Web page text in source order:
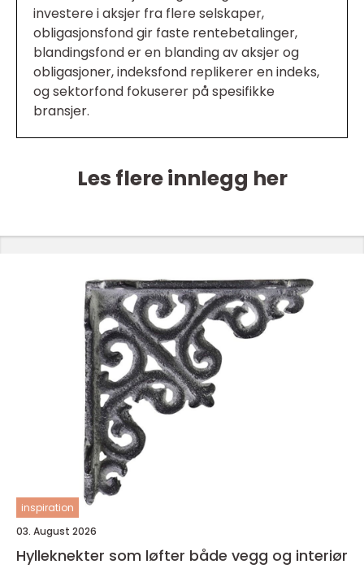
investere i aksjer fra flere selskaper,
obligasjonsfond gir faste rentebetalinger,
blandingsfond er en blanding av aksjer og
obligasjoner, indeksfond replikerer en indeks,
og sektorfond fokuserer på spesifikke
bransjer.
Les flere innlegg her
inspiration
03. August 2026
Hylleknekter som løfter både vegg og interiør